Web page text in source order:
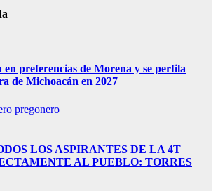
preferencias de Morena y se perfila
de Michoacán en 2027
pregonero
LOS ASPIRANTES DE LA 4T
AL PUEBLO: TORRES